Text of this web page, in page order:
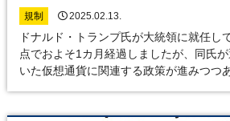
規制 2025.02.13.
ドナルド・トランプ氏が大統領に就任し
点でおよそ1カ月経過しましたが、同氏
いた仮想通貨に関連する政策が進みつつ